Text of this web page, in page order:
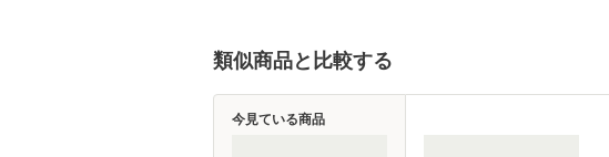
類似商品と比較する
今見ている商品